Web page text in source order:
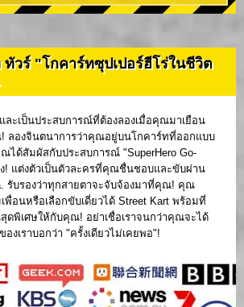
วร์ "โกคาร์ทซุปเปอร์ฮีโร่ในชีวิต
ละเป็นประสบการณ์ที่ต้องลองเมื่อคุณมาเยือน
! ลองจินตนาการว่าคุณอยู่บนโกคาร์ทที่ออกแบบ
ได้สัมผัสกับประสบการณ์ "SuperHero Go-
ง! แต่งตัวเป็นตัวละครที่คุณชื่นชอบและขับผ่าน
รับรองว่าทุกสายตาจะจับจ้องมาที่คุณ! คุณ
อนหรือเลือกขับเดี่ยวได้ Street Kart พร้อมที่
ดพิเศษให้กับคุณ! อย่าเชื่อเราจนกว่าคุณจะได้
องเราบอกว่า "ครั้งเดียวไม่เคยพอ"!